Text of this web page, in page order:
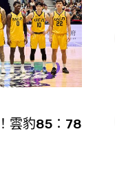
雲豹85：78